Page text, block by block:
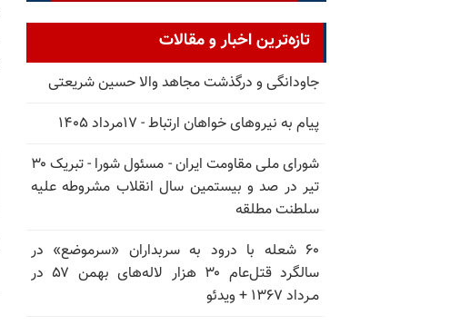
تازه‌ترین اخبار و مقالات
جاودانگی و درگذشت مجاهد والا حسین شریعتی
پیام به نیروهای خواهان ارتباط - ۱۷مرداد ۱۴۰۵
شورای ملی مقاومت ایران - مسئول شورا - تبریک ۳۰
تیر در صد و بیستمین سال انقلاب مشروطه علیه
سلطنت مطلقه
۶۰ شعله با درود به سربداران «سرموضع» در
سالگرد قتل‌عام ۳۰ هزار لاله‌های بهمن ۵۷ در
مـرداد ۱۳۶۷ + ویدئو